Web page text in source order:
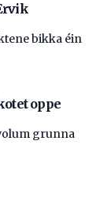
bikka éin
oppe
grunna